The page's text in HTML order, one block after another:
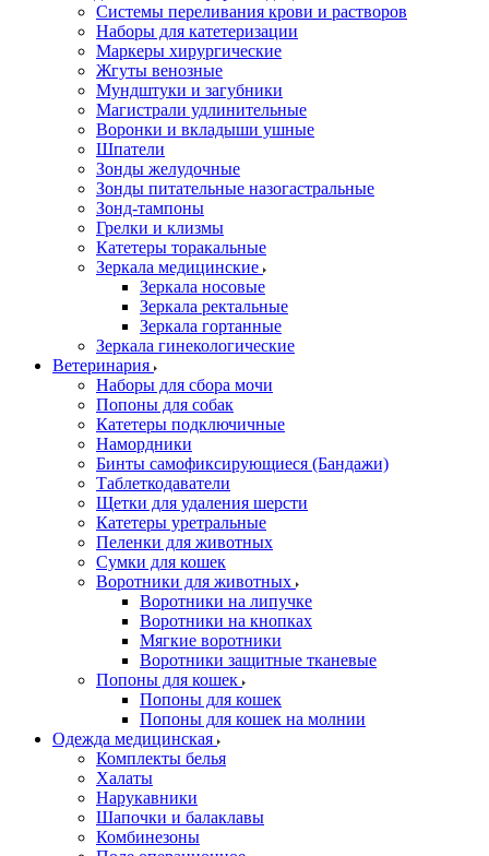
Системы переливания крови и растворов
Наборы для катетеризации
Маркеры хирургические
Жгуты венозные
Мундштуки и загубники
Магистрали удлинительные
Воронки и вкладыши ушные
Шпатели
Зонды желудочные
Зонды питательные назогастральные
Зонд-тампоны
Грелки и клизмы
Катетеры торакальные
Зеркала медицинские
Зеркала носовые
Зеркала ректальные
Зеркала гортанные
Зеркала гинекологические
Ветеринария
Наборы для сбора мочи
Попоны для собак
Катетеры подключичные
Намордники
Бинты самофиксирующиеся (Бандажи)
Таблеткодаватели
Щетки для удаления шерсти
Катетеры уретральные
Пеленки для животных
Сумки для кошек
Воротники для животных
Воротники на липучке
Воротники на кнопках
Мягкие воротники
Воротники защитные тканевые
Попоны для кошек
Попоны для кошек
Попоны для кошек на молнии
Одежда медицинская
Комплекты белья
Халаты
Нарукавники
Шапочки и балаклавы
Комбинезоны